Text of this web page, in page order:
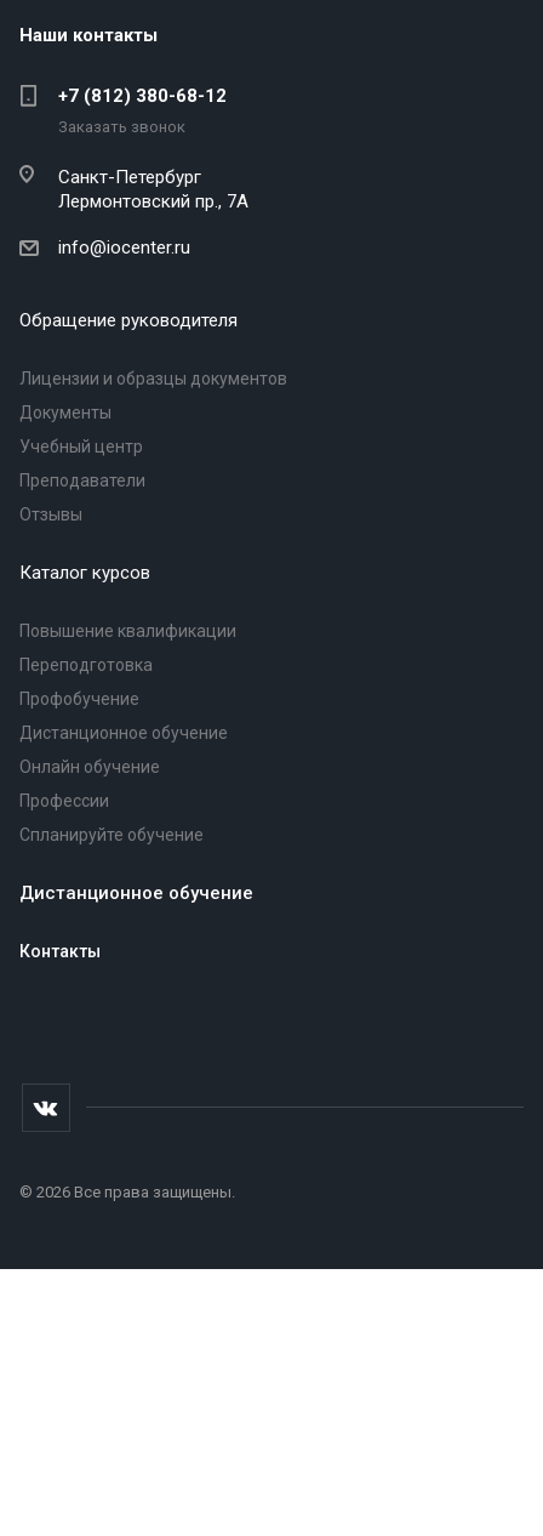
Наши контакты
+7 (812) 380-68-12
Заказать звонок
Санкт-Петербург
Лермонтовский пр., 7А
info@iocenter.ru
Обращение руководителя
Лицензии и образцы документов
Документы
Учебный центр
Преподаватели
Отзывы
Каталог курсов
Повышение квалификации
Переподготовка
Профобучение
Дистанционное обучение
Онлайн обучение
Профессии
Спланируйте обучение
Дистанционное обучение
Контакты
© 2026 Все права защищены.